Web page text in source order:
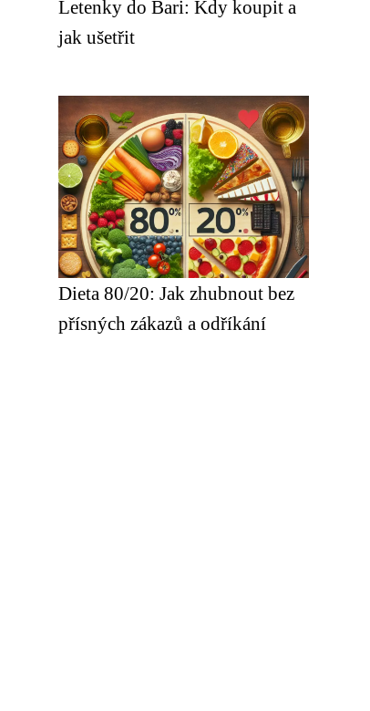
Letenky do Bari: Kdy koupit a
jak ušetřit
Dieta 80/20: Jak zhubnout bez
přísných zákazů a odříkání